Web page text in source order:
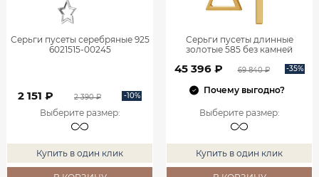
Серьги пусеты серебряные 925
6021515-00245
2 151 ₽ 2 390 ₽ -10%
Выберите размер:
Купить в один клик
Серьги пусеты длинные
золотые 585 без камней
45 396 ₽ 69 840 ₽ -35%
Почему выгодно?
Выберите размер:
Купить в один клик